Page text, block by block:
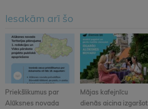
Iesakām arī šo
Priekšlikumus par
Alūksnes novada
Mājas kafejnīcu
dienās aicina izgaršot